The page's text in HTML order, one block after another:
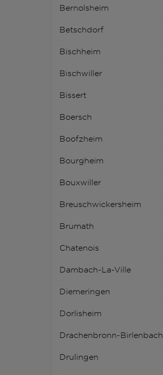
Bernolsheim
Betschdorf
Bischheim
Bischwiller
Bissert
Boersch
Boofzheim
Bourgheim
Bouxwiller
Breuschwickersheim
Brumath
Chatenois
Dambach-La-Ville
Diemeringen
Dorlisheim
Drachenbronn-Birlenbach
Drulingen